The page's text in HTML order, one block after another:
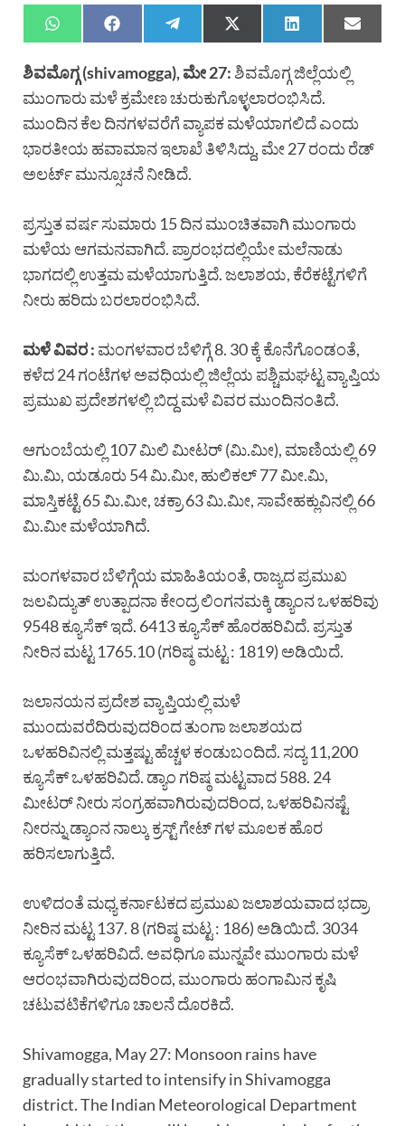
ಶಿವಮೊಗ್ಗ (shivamogga), ಮೇ 27:ಶಿವಮೊಗ್ಗ ಜಿಲ್ಲೆಯಲ್ಲಿ
ಮುಂಗಾರು ಮಳೆ ಕ್ರಮೇಣ ಚುರುಕುಗೊಳ್ಳಲಾರಂಭಿಸಿದೆ.
ಮುಂದಿನ ಕೆಲ ದಿನಗಳವರೆಗೆ ವ್ಯಾಪಕ ಮಳೆಯಾಗಲಿದೆ ಎಂದು
ಭಾರತೀಯ ಹವಾಮಾನ ಇಲಾಖೆ ತಿಳಿಸಿದ್ದು, ಮೇ 27 ರಂದು ರೆಡ್
ಅಲರ್ಟ್ ಮುನ್ಸೂಚನೆ ನೀಡಿದೆ.
ಪ್ರಸ್ತುತ ವರ್ಷ ಸುಮಾರು 15 ದಿನ ಮುಂಚಿತವಾಗಿ ಮುಂಗಾರು
ಮಳೆಯ ಆಗಮನವಾಗಿದೆ. ಪ್ರಾರಂಭದಲ್ಲಿಯೇ ಮಲೆನಾಡು
ಭಾಗದಲ್ಲಿ ಉತ್ತಮ ಮಳೆಯಾಗುತ್ತಿದೆ. ಜಲಾಶಯ, ಕೆರೆಕಟ್ಟೆಗಳಿಗೆ
ನೀರು ಹರಿದು ಬರಲಾರಂಭಿಸಿದೆ.
ಮಳೆ ವಿವರ : ಮಂಗಳವಾರ ಬೆಳಿಗ್ಗೆ 8. 30 ಕ್ಕೆ ಕೊನೆಗೊಂಡಂತೆ,
ಕಳೆದ 24 ಗಂಟೆಗಳ ಅವಧಿಯಲ್ಲಿ ಜಿಲ್ಲೆಯ ಪಶ್ಚಿಮಘಟ್ಟ ವ್ಯಾಪ್ತಿಯ
ಪ್ರಮುಖ ಪ್ರದೇಶಗಳಲ್ಲಿ ಬಿದ್ದ ಮಳೆ ವಿವರ ಮುಂದಿನಂತಿದೆ.
ಆಗುಂಬೆಯಲ್ಲಿ 107 ಮಿಲಿ ಮೀಟರ್ (ಮಿ.ಮೀ), ಮಾಣಿಯಲ್ಲಿ 69
ಮಿ.ಮಿ, ಯಡೂರು 54 ಮಿ.ಮೀ, ಹುಲಿಕಲ್ 77 ಮೀ.ಮಿ,
ಮಾಸ್ತಿಕಟ್ಟೆ 65 ಮಿ.ಮೀ, ಚಕ್ರಾ 63 ಮಿ.ಮೀ, ಸಾವೇಹಕ್ಲುವಿನಲ್ಲಿ 66
ಮಿ.ಮೀ ಮಳೆಯಾಗಿದೆ.
ಮಂಗಳವಾರ ಬೆಳಿಗ್ಗೆಯ ಮಾಹಿತಿಯಂತೆ, ರಾಜ್ಯದ ಪ್ರಮುಖ
ಜಲವಿದ್ಯುತ್ ಉತ್ಪಾದನಾ ಕೇಂದ್ರ ಲಿಂಗನಮಕ್ಕಿ ಡ್ಯಾಂನ ಒಳಹರಿವು
9548 ಕ್ಯೂಸೆಕ್ ಇದೆ. 6413 ಕ್ಯೂಸೆಕ್ ಹೊರಹರಿವಿದೆ. ಪ್ರಸ್ತುತ
ನೀರಿನ ಮಟ್ಟ 1765.10 (ಗರಿಷ್ಠ ಮಟ್ಟ : 1819) ಅಡಿಯಿದೆ.
ಜಲಾನಯನ ಪ್ರದೇಶ ವ್ಯಾಪ್ತಿಯಲ್ಲಿ ಮಳೆ
ಮುಂದುವರೆದಿರುವುದರಿಂದ ತುಂಗಾ ಜಲಾಶಯದ
ಒಳಹರಿವಿನಲ್ಲಿ ಮತ್ತಷ್ಟು ಹೆಚ್ಚಳ ಕಂಡುಬಂದಿದೆ. ಸದ್ಯ 11,200
ಕ್ಯೂಸೆಕ್ ಒಳಹರಿವಿದೆ. ಡ್ಯಾಂ ಗರಿಷ್ಠ ಮಟ್ಟವಾದ 588. 24
ಮೀಟರ್ ನೀರು ಸಂಗ್ರಹವಾಗಿರುವುದರಿಂದ, ಒಳಹರಿವಿನಷ್ಟೆ
ನೀರನ್ನು ಡ್ಯಾಂನ ನಾಲ್ಕು ಕ್ರಸ್ಟ್ ಗೇಟ್ ಗಳ ಮೂಲಕ ಹೊರ
ಹರಿಸಲಾಗುತ್ತಿದೆ.
ಉಳಿದಂತೆ ಮಧ್ಯ ಕರ್ನಾಟಕದ ಪ್ರಮುಖ ಜಲಾಶಯವಾದ ಭದ್ರಾ
ನೀರಿನ ಮಟ್ಟ 137. 8 (ಗರಿಷ್ಠ ಮಟ್ಟ : 186) ಅಡಿಯಿದೆ. 3034
ಕ್ಯೂಸೆಕ್ ಒಳಹರಿವಿದೆ. ಅವಧಿಗೂ ಮುನ್ನವೇ ಮುಂಗಾರು ಮಳೆ
ಆರಂಭವಾಗಿರುವುದರಿಂದ, ಮುಂಗಾರು ಹಂಗಾಮಿನ ಕೃಷಿ
ಚಟುವಟಿಕೆಗಳಿಗೂ ಚಾಲನೆ ದೊರಕಿದೆ.
Shivamogga, May 27: Monsoon rains have
gradually started to intensify in Shivamogga
district. The Indian Meteorological Department